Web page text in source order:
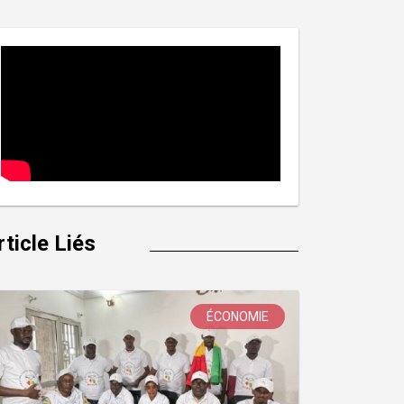
Liés
ÉCONOMIE